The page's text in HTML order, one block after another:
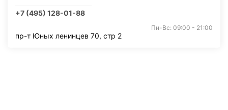
+7 (495) 128-01-88
Пн-Вс: 09:00 - 21:00
пр-т Юных ленинцев 70, стр 2